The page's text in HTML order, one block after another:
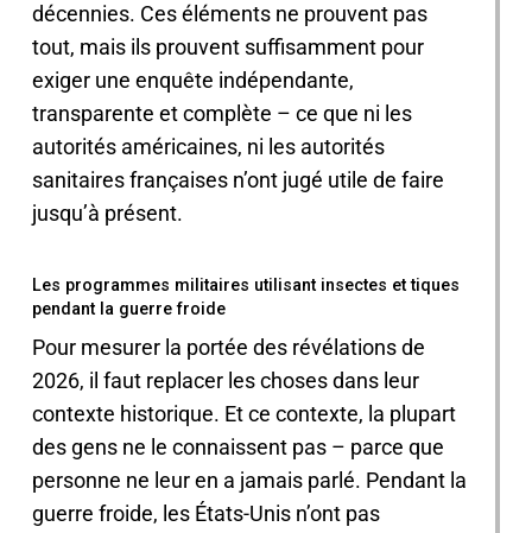
décennies. Ces éléments ne prouvent pas
tout, mais ils prouvent suffisamment pour
exiger une enquête indépendante,
transparente et complète – ce que ni les
autorités américaines, ni les autorités
sanitaires françaises n’ont jugé utile de faire
jusqu’à présent.
Les programmes militaires utilisant insectes et tiques
pendant la guerre froide
Pour mesurer la portée des révélations de
2026, il faut replacer les choses dans leur
contexte historique. Et ce contexte, la plupart
des gens ne le connaissent pas – parce que
personne ne leur en a jamais parlé. Pendant la
guerre froide, les États-Unis n’ont pas